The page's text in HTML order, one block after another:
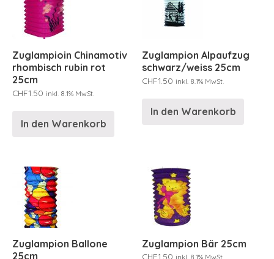
Zuglampioin Chinamotiv
rhombisch rubin rot
25cm
CHF1.50 inkl. 8.1% MwSt.
In den Warenkorb
Zuglampion Alpaufzug
schwarz/weiss 25cm
CHF1.50 inkl. 8.1% MwSt.
In den Warenkorb
Zuglampion Ballone
25cm
Zuglampion Bär 25cm
CHF1.50 inkl. 8.1% MwSt.